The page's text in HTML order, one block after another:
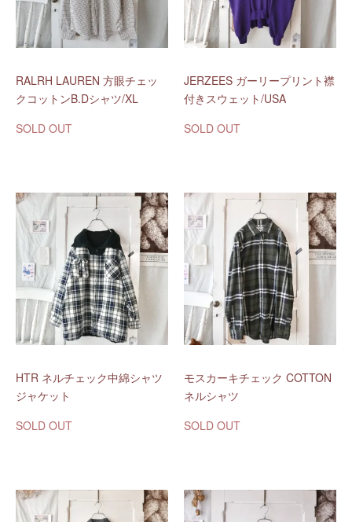
RALRH LAUREN 方眼チェッ
クコットンB.Dシャツ/XL
SOLD OUT
JERZEES ガーリープリント襟
付きスウェット/USA
SOLD OUT
HTR ネルチェック中綿シャツ
ジャケット
SOLD OUT
モスカーキチェック COTTON
ネルシャツ
SOLD OUT